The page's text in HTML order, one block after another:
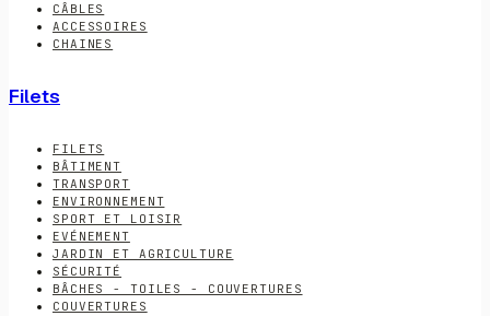
CÂBLES
ACCESSOIRES
CHAINES
Filets
FILETS
BÂTIMENT
TRANSPORT
ENVIRONNEMENT
SPORT ET LOISIR
EVÉNEMENT
JARDIN ET AGRICULTURE
SÉCURITÉ
BÂCHES - TOILES - COUVERTURES
COUVERTURES